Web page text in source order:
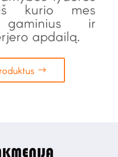
kurio mes
gaminius ir
apdailą.